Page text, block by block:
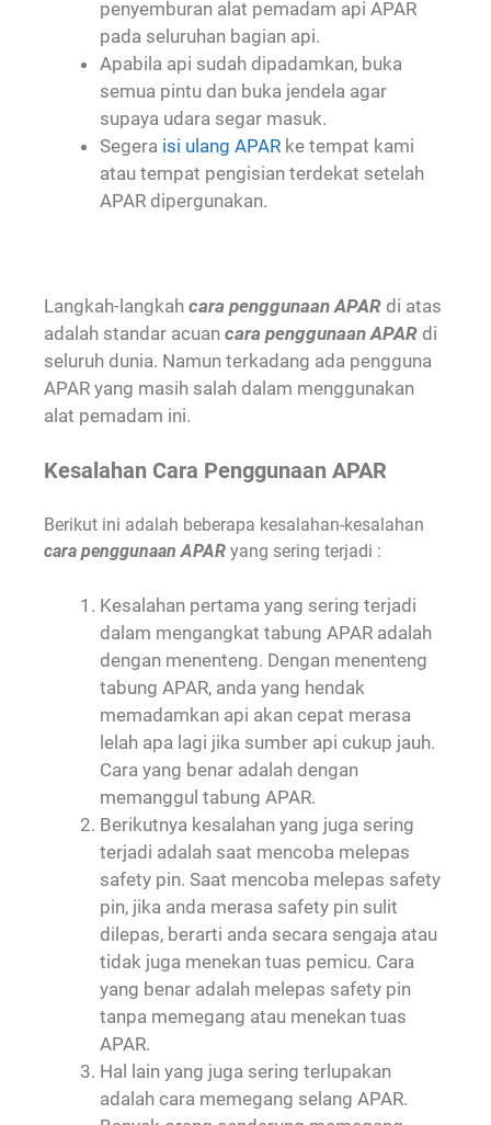
penyemburan alat pemadam api APAR
pada seluruhan bagian api.
Apabila api sudah dipadamkan, buka
semua pintu dan buka jendela agar
supaya udara segar masuk.
Segera isi ulang APAR ke tempat kami
atau tempat pengisian terdekat setelah
APAR dipergunakan.
Langkah-langkah cara penggunaan APAR di atas
adalah standar acuan cara penggunaan APAR di
seluruh dunia. Namun terkadang ada pengguna
APAR yang masih salah dalam menggunakan
alat pemadam ini.
Kesalahan Cara Penggunaan APAR
Berikut ini adalah beberapa kesalahan-kesalahan
cara penggunaan APAR yang sering terjadi :
Kesalahan pertama yang sering terjadi
dalam mengangkat tabung APAR adalah
dengan menenteng. Dengan menenteng
tabung APAR, anda yang hendak
memadamkan api akan cepat merasa
lelah apa lagi jika sumber api cukup jauh.
Cara yang benar adalah dengan
memanggul tabung APAR.
Berikutnya kesalahan yang juga sering
terjadi adalah saat mencoba melepas
safety pin. Saat mencoba melepas safety
pin, jika anda merasa safety pin sulit
dilepas, berarti anda secara sengaja atau
tidak juga menekan tuas pemicu. Cara
yang benar adalah melepas safety pin
tanpa memegang atau menekan tuas
APAR.
Hal lain yang juga sering terlupakan
adalah cara memegang selang APAR.